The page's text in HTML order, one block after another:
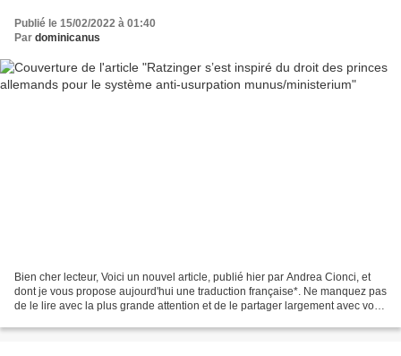
Publié le 15/02/2022 à 01:40
Par dominicanus
Bien cher lecteur, Voici un nouvel article, publié hier par Andrea Cionci, et
dont je vous propose aujourd'hui une traduction française*. Ne manquez pas
de le lire avec la plus grande attention et de le partager largement avec vos